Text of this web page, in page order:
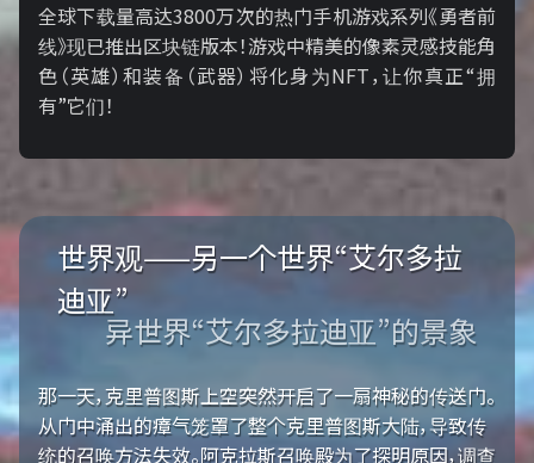
全球下载量高达3800万次的热门手机游戏系列《勇者前
线》现已推出区块链版本！游戏中精美的像素灵感技能角
色（英雄）和装备（武器）将化身为NFT，让你真正“拥
有”它们！
世界观——另一个世界“艾尔多拉
迪亚”
异世界“艾尔多拉迪亚”的景象
那一天，克里普图斯上空突然开启了一扇神秘的传送门。
从门中涌出的瘴气笼罩了整个克里普图斯大陆，导致传
统的召唤方法失效。阿克拉斯召唤殿为了探明原因，调查